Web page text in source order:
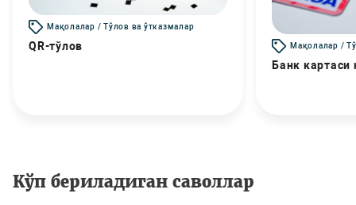
Мақолалар / Тўлов ва ўтказмалар
QR-тўлов Мақолалар /
Банк картаси
Кўп бериладиган саволлар